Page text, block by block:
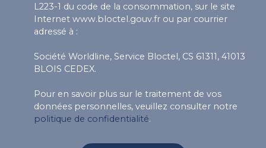
L223-1 du code de la consommation, sur le site
Internet www.bloctel.gouv.fr ou par courrier
adressé à :
Société Worldline, Service Bloctel, CS 61311, 41013
BLOIS CEDEX.
Pour en savoir plus sur le traitement de vos
données personnelles, veuillez consulter notre
politique de confidentialité.